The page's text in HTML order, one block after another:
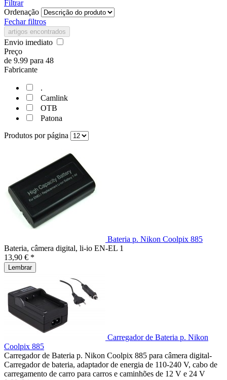
Filtrar
Ordenação
Fechar filtros
artigos encontrados
Envio imediato
Preço
de 9.99 para 48
Fabricante
.
Camlink
OTB
Patona
Produtos por página
Bateria p. Nikon Coolpix 885
Bateria, câmera digital, li-io EN-EL 1
13,90 € *
Lembrar
Carregador de Bateria p. Nikon
Coolpix 885
Carregador de Bateria p. Nikon Coolpix 885 para câmera digital-
Carregador de bateria, adaptador de energia de 110-240 V, cabo de
carregamento de carro para carros e caminhões de 12 V e 24 V